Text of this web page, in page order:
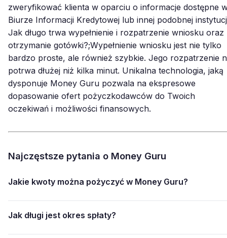
zweryfikować klienta w oparciu o informacje dostępne
Biurze Informacji Kredytowej lub innej podobnej
Jak długo trwa wypełnienie i rozpatrzenie wniosku oraz
otrzymanie gotówki?;Wypełnienie wniosku jest nie tylko
bardzo proste, ale również szybkie. Jego rozpatrzenie
potrwa dłużej niż kilka minut. Unikalna technologia, jaką
dysponuje Money Guru pozwala na ekspresowe
dopasowanie ofert pożyczkodawców do Twoich
oczekiwań i możliwości finansowych.
Najczęstsze pytania o Money Guru
Jakie kwoty można pożyczyć w Money Guru?
Jak długi jest okres spłaty?